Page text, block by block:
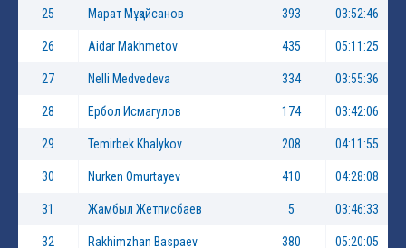
25 Марат Мұқайсанов 393 03:52:46
26 Aidar Makhmetov 435 05:11:25
27 Nelli Medvedeva 334 03:55:36
28 Ербол Исмагулов 174 03:42:06
29 Temirbek Khalykov 208 04:11:55
30 Nurken Omurtayev 410 04:28:08
31 Жамбыл Жетписбаев 5 03:46:33
32 Rakhimzhan Baspaev 380 05:20:05